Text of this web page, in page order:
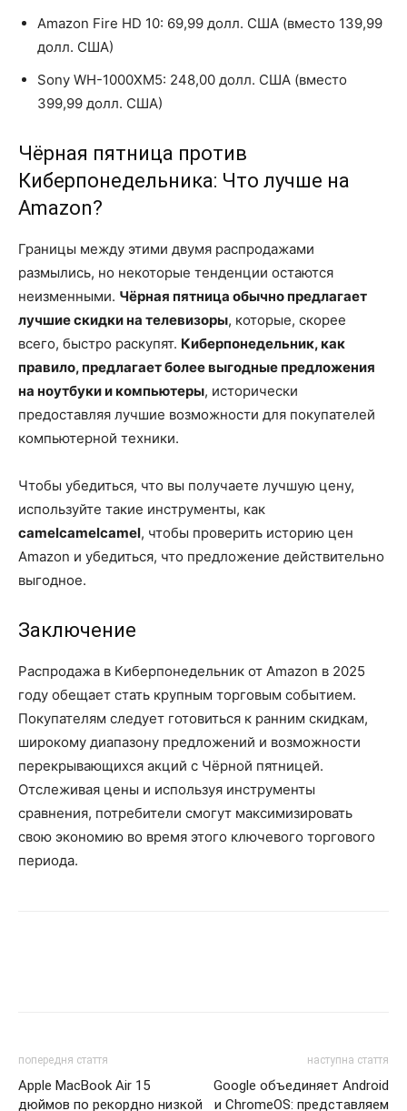
Amazon Fire HD 10: 69,99 долл. США (вместо 139,99
долл. США)
Sony WH-1000XM5: 248,00 долл. США (вместо
399,99 долл. США)
Чёрная пятница против
Киберпонедельника: Что лучше на
Amazon?
Границы между этими двумя распродажами
размылись, но некоторые тенденции остаются
неизменными. Чёрная пятница обычно предлагает
лучшие скидки на телевизоры, которые, скорее
всего, быстро раскупят. Киберпонедельник, как
правило, предлагает более выгодные предложения
на ноутбуки и компьютеры, исторически
предоставляя лучшие возможности для покупателей
компьютерной техники.
Чтобы убедиться, что вы получаете лучшую цену,
используйте такие инструменты, как
camelcamelcamel, чтобы проверить историю цен
Amazon и убедиться, что предложение действительно
выгодное.
Заключение
Распродажа в Киберпонедельник от Amazon в 2025
году обещает стать крупным торговым событием.
Покупателям следует готовиться к ранним скидкам,
широкому диапазону предложений и возможности
перекрывающихся акций с Чёрной пятницей.
Отслеживая цены и используя инструменты
сравнения, потребители смогут максимизировать
свою экономию во время этого ключевого торгового
периода.
попередня стаття
Apple MacBook Air 15
дюймов по рекордно низкой
наступна стаття
Google объединяет Android
и ChromeOS: представляем